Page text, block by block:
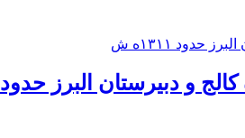
دبيرستان البرز حدود ۱۳۱۱ه ش